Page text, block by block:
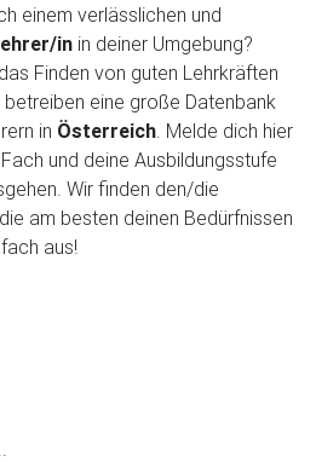
einem verlässlichen und
in in deiner Umgebung?
Finden von guten Lehrkräften
betreiben eine große Datenbank
in Österreich . Melde dich hier
und deine Ausbildungsstufe
Wir finden den/die
am besten deinen Bedürfnissen
aus!